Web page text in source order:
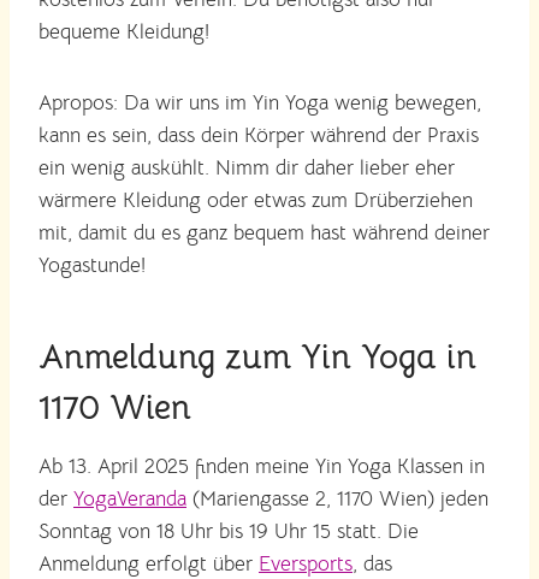
bequeme Kleidung!
Apropos: Da wir uns im Yin Yoga wenig bewegen,
kann es sein, dass dein Körper während der Praxis
ein wenig auskühlt. Nimm dir daher lieber eher
wärmere Kleidung oder etwas zum Drüberziehen
mit, damit du es ganz bequem hast während deiner
Yogastunde!
Anmeldung zum Yin Yoga in
1170 Wien
Ab 13. April 2025 finden meine Yin Yoga Klassen in
der YogaVeranda (Mariengasse 2, 1170 Wien) jeden
Sonntag von 18 Uhr bis 19 Uhr 15 statt. Die
Anmeldung erfolgt über Eversports, das